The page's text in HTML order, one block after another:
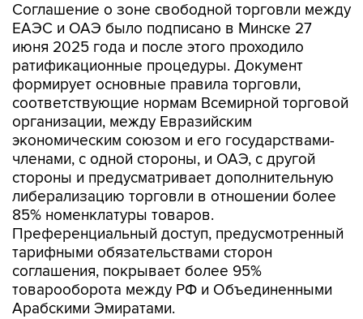
Соглашение о зоне свободной торговли между
ЕАЭС и ОАЭ было подписано в Минске 27
июня 2025 года и после этого проходило
ратификационные процедуры. Документ
формирует основные правила торговли,
соответствующие нормам Всемирной торговой
организации, между Евразийским
экономическим союзом и его государствами-
членами, с одной стороны, и ОАЭ, с другой
стороны и предусматривает дополнительную
либерализацию торговли в отношении более
85% номенклатуры товаров.
Преференциальный доступ, предусмотренный
тарифными обязательствами сторон
соглашения, покрывает более 95%
товарооборота между РФ и Объединенными
Арабскими Эмиратами.